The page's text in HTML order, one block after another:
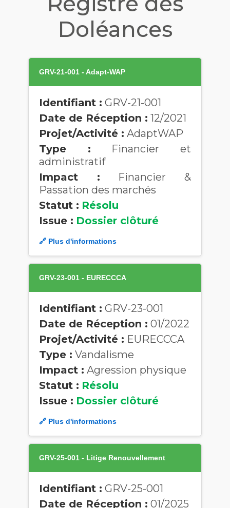
Doléances
GRV-21-001 - Adapt-WAP
Identifiant : GRV-21-001
Date de Réception : 12/2021
Projet/Activité : AdaptWAP
Type :
Financier et
administratif
Impact :
Financier &
Passation des marchés
Statut : Résolu
Issue : Dossier clôturé
🔗 Plus d'informations
GRV-23-001 - EURECCCA
Identifiant : GRV-23-001
Date de Réception : 01/2022
Projet/Activité : EURECCCA
Type : Vandalisme
Impact : Agression physique
Statut : Résolu
Issue : Dossier clôturé
🔗 Plus d'informations
GRV-25-001 - Litige Renouvellement
Identifiant : GRV-25-001
Date de Réception : 01/2025